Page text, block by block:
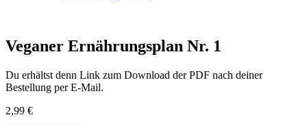
Veganer Ernährungsplan Nr. 1
Du erhältst denn Link zum Download der PDF nach deiner
Bestellung per E-Mail.
2,99 €